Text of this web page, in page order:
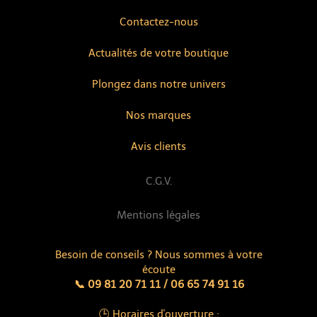
Contactez-nous
Actualités de votre boutique
Avis clients
Nos marques
Besoin de conseils ? Nous sommes à votre
écoute
📞 09 81 20 71 11 / 06 65 74 91 16
🕒 Horaires d'ouverture :
Plongez dans notre univers
Mentions légales
C.G.V.